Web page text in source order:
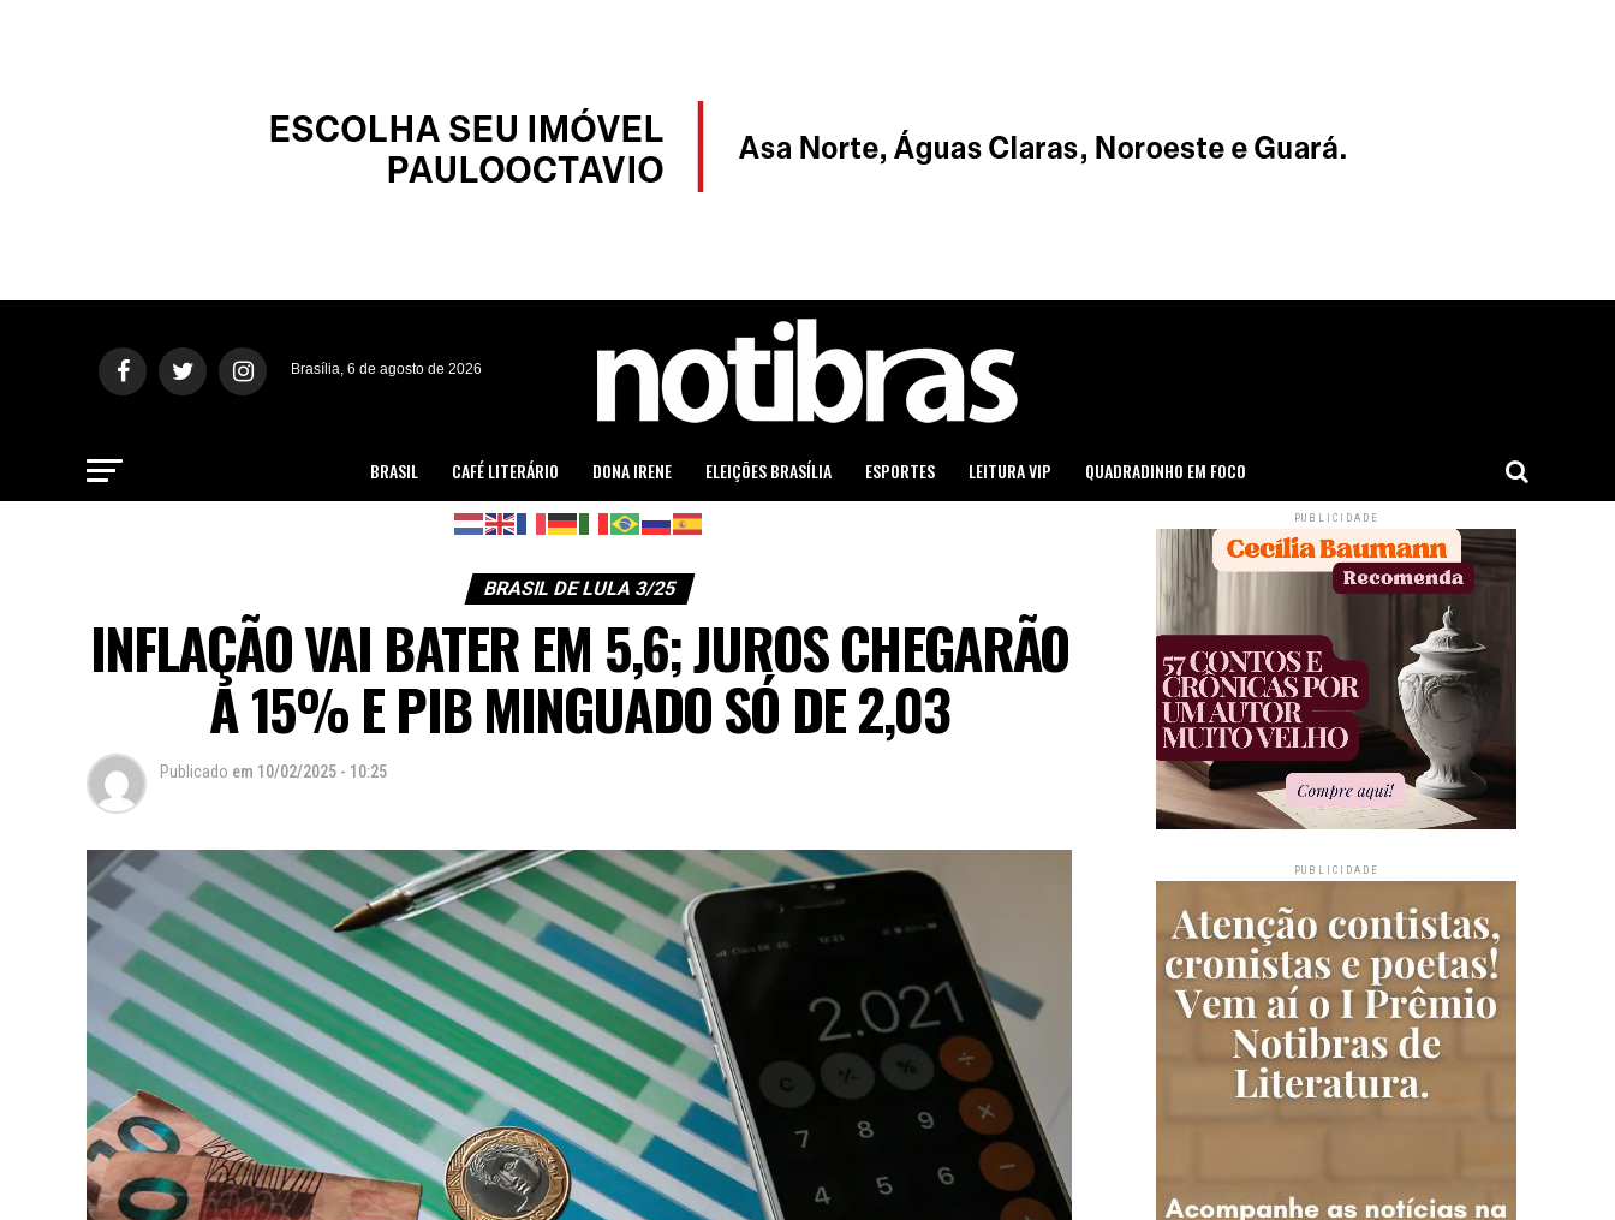
Brasília, 6 de agosto de 2026
BRASIL CAFÉ LITERÁRIO DONA IRENE ELEIÇÕES BRASÍLIA ESPORTES LEITURA VIP QUADRADINHO EM FOCO
BRASIL DE LULA 3/25
INFLAÇÃO VAI BATER EM 5,6; JUROS CHEGARÃO
A 15% E PIB MINGUADO SÓ DE 2,03
Publicado em 10/02/2025 - 10:25
PUBLICIDADE
PUBLICIDADE